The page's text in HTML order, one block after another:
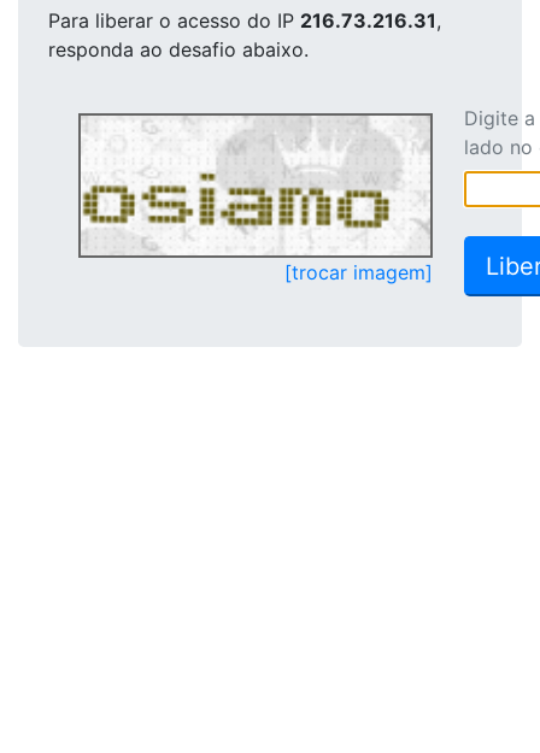
Para liberar o acesso do IP 216.73.216.31,
responda ao desafio abaixo.
[trocar imagem]
Digite
lado no